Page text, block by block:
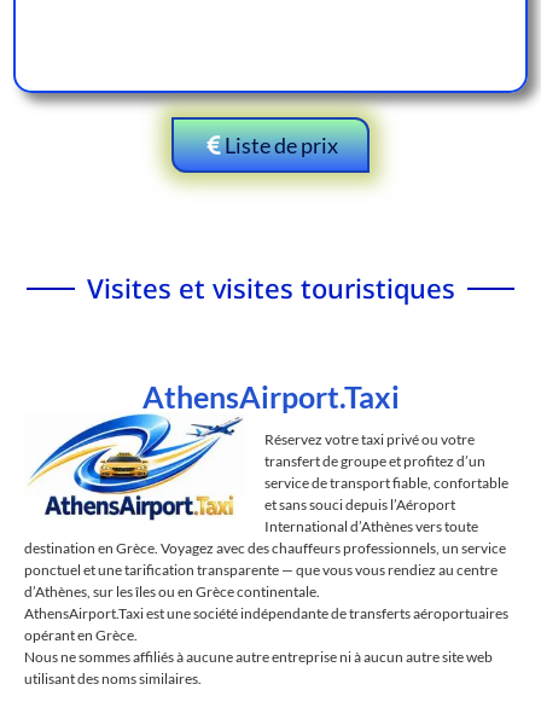
Liste de prix
Visites et visites touristiques
Réservez votre taxi privé ou votre
transfert de groupe et profitez d’un
service de transport fiable, confortable
et sans souci depuis l’Aéroport
International d’Athènes vers toute
destination en Grèce. Voyagez avec des chauffeurs professionnels, un service
ponctuel et une tarification transparente — que vous vous rendiez au centre
d’Athènes, sur les îles ou en Grèce continentale.
AthensAirport.Taxi est une société indépendante de transferts aéroportuaires
opérant en Grèce.
Nous ne sommes affiliés à aucune autre entreprise ni à aucun autre site web
utilisant des noms similaires.
AthensAirport.Taxi